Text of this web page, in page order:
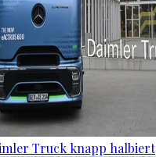
Truck knapp halbiert